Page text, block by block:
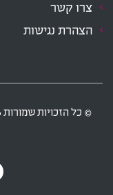
צרו קשר
הצהרת נגישות
‫© כל הזכויות שמורות